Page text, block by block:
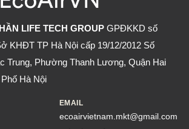
LIFE TECH GROUP GPĐKKD số
KHĐT TP Hà Nội cấp 19/12/2012 Số
Trung, Phường Thanh Lương, Quận Hai
Hà Nội
EMAIL
ecoairvietnam.mkt@gmail.com